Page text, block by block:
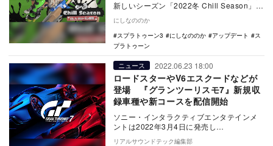
新しいシーズン「2022冬 Chill Season」に
にしなののか
スプラトゥーン3
にしなののか アップデート
ス
プラトゥーン
ニュース 2022.06.23 18:00
ロードスターやV6エスクードなどが
登場 『グランツーリスモ7』新規収
録車種や新コースを配信開始
ソニー・インタラクティブエンタテインメ
ントは2022年3月4日に発売し
た、“PlayStation 5”（PS5）／“PlayS…
リアルサウンドテック編集部